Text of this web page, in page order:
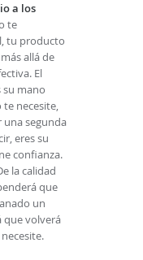
a los
te
tu producto
allá de
El
su mano
te necesite,
segunda
eres su
confianza.
la calidad
que
un
que volverá